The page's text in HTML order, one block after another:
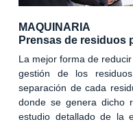
MAQUINARIA
Prensas de residuos
La mejor forma de
gestión de los
separación de cada
donde se genera
estudio detallado de la